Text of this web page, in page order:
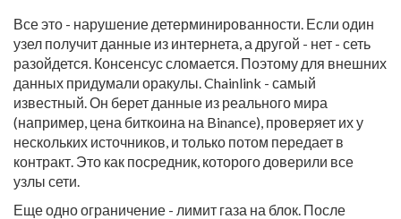
Все это - нарушение детерминированности. Если один
узел получит данные из интернета, а другой - нет - сеть
разойдется. Консенсус сломается. Поэтому для внешних
данных придумали оракулы. Chainlink - самый
известный. Он берет данные из реального мира
(например, цена биткоина на Binance), проверяет их у
нескольких источников, и только потом передает в
контракт. Это как посредник, которого доверили все
узлы сети.
Еще одно ограничение - лимит газа на блок. После